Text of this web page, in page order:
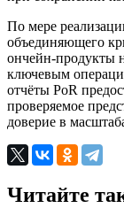
По мере
объединяющего
ончейн-продукты
ключевым
отчёты PoR
проверяемое
доверие в
Читайте